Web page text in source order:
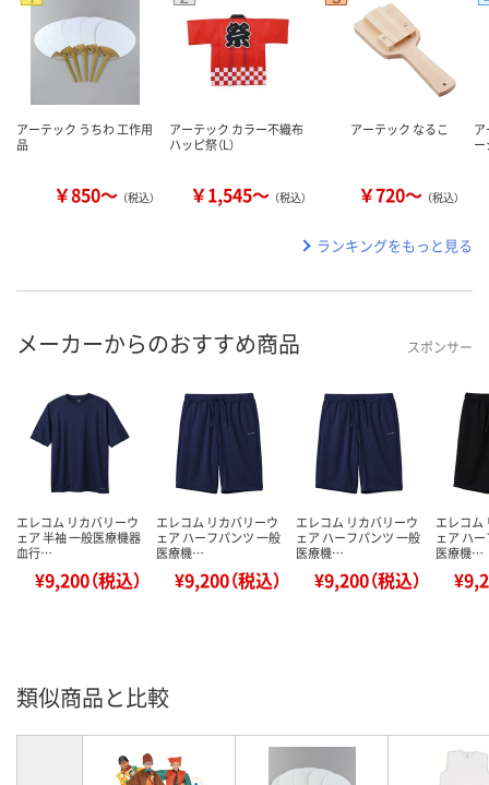
アーテック うちわ 工作用
品
￥850～ （税込）
アーテック カラー不織布
ハッピ祭（L）
￥1,545～ （税込）
アーテック なるこ
￥720～ （税込）
ー
ランキングをもっと見る
メーカーからのおすすめ商品 スポンサー
エレコム リカバリーウ
ェア 半袖 一般医療機器
血行…
¥9,200（税込）
エレコム リカバリーウ
ェア ハーフパンツ 一般
医療機…
¥9,200（税込）
エレコム リカバリーウ
ェア ハーフパンツ 一般
医療機…
¥9,200（税込）
エレコム
ェア ハ
医療機…
類似商品と比較